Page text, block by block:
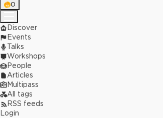
0
Discover
Events
Talks
Workshops
People
Articles
Multipass
All tags
RSS feeds
Login